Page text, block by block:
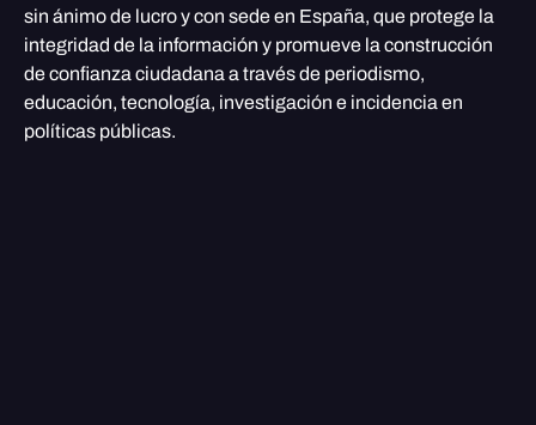
sin ánimo de lucro y con sede en España, que protege la
integridad de la información y promueve la construcción
de confianza ciudadana a través de periodismo,
educación, tecnología, investigación e incidencia en
políticas públicas.